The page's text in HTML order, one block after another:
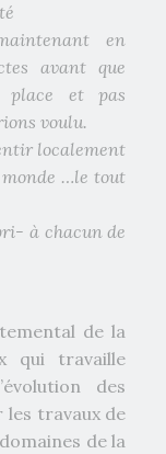
en
avant que
place et pas
voulu.
localement
…le tout
à chacun de
de la
qui travaille
des
les travaux de
de la